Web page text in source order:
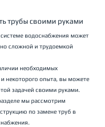
трубы своими руками
водоснабжения может
сложной и трудоемкой
необходимых
некоторого опыта, вы можете
задачей своими руками.
мы рассмотрим
по замене труб в